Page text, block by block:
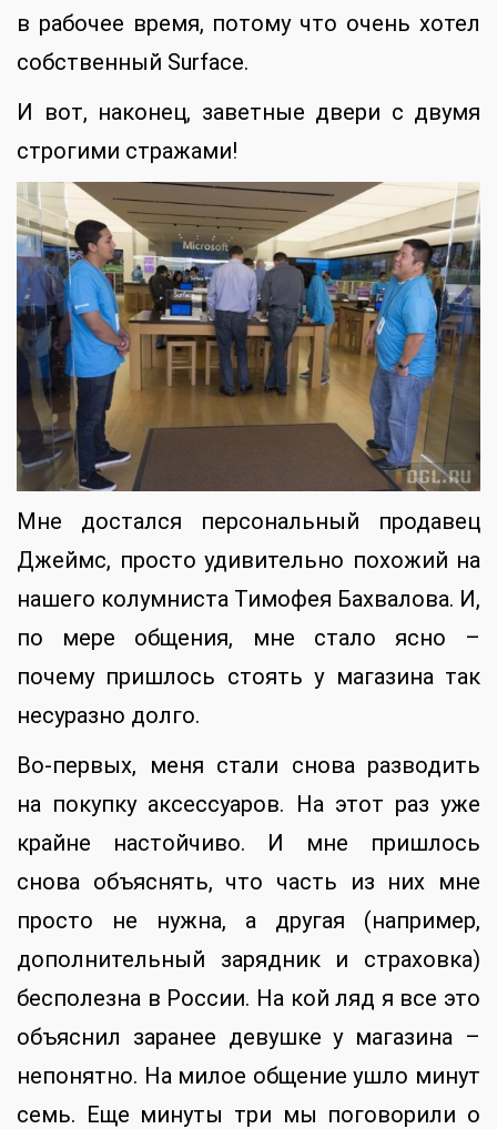
в рабочее время, потому что очень хотел
собственный Surface.
И вот, наконец, заветные двери с двумя
строгими стражами!
Мне достался персональный продавец
Джеймс, просто удивительно похожий на
нашего колумниста Тимофея Бахвалова. И,
по мере общения, мне стало ясно –
почему пришлось стоять у магазина так
несуразно долго.
Во-первых, меня стали снова разводить
на покупку аксессуаров. На этот раз уже
крайне настойчиво. И мне пришлось
снова объяснять, что часть из них мне
просто не нужна, а другая (например,
дополнительный зарядник и страховка)
бесполезна в России. На кой ляд я все это
объяснил заранее девушке у магазина –
непонятно. На милое общение ушло минут
семь. Еще минуты три мы поговорили о